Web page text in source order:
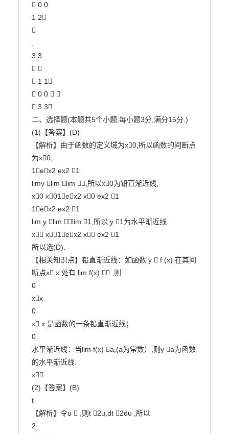
 0 0
1 2

3 3
 
 1 1
 0 0  
 3 3
二、选择题(本题共5个小题,每小题3分,满分15分.)
(1)【答案】(D)
【解析】由于函数的定义域为x0,所以函数的间断点
为x0,
1ex2 ex2 1
limy lim lim ,所以x0为铅直渐近线,
x0 x01ex2 x0 ex2 1
1ex2 ex2 1
lim y lim lim 1,所以 y 1为水平渐近线.
x x1ex2 x ex2 1
所以选(D).
【相关知识点】铅直渐近线：如函数 y  f (x) 在其间
断点x x 处有 lim f(x)  ,则
0
xx
0
x x 是函数的一条铅直渐近线；
0
水平渐近线：当lim f(x) a,(a为常数）,则y a为函数
的水平渐近线.
x
(2)【答案】(B)
t
【解析】令u  ,则t 2u,dt 2du ,所以
2